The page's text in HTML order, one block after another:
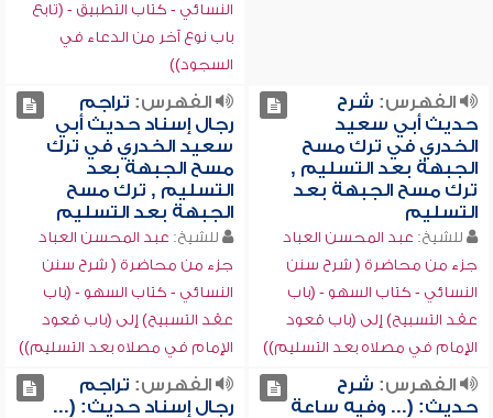
النسائي - كتاب التطبيق - (تابع
باب نوع آخر من الدعاء في
السجود))
الفهرس: شرح
حديث أبي سعيد
الخدري في ترك مسح
الجبهة بعد التسليم ,
ترك مسح الجبهة بعد
التسليم
للشيخ: عبد المحسن العباد
جزء من محاضرة ( شرح سنن
النسائي - كتاب السهو - (باب
عقد التسبيح) إلى (باب قعود
الإمام في مصلاه بعد التسليم))
الفهرس: تراجم
رجال إسناد حديث أبي
سعيد الخدري في ترك
مسح الجبهة بعد
التسليم , ترك مسح
الجبهة بعد التسليم
للشيخ: عبد المحسن العباد
جزء من محاضرة ( شرح سنن
النسائي - كتاب السهو - (باب
عقد التسبيح) إلى (باب قعود
الإمام في مصلاه بعد التسليم))
الفهرس: شرح
حديث: (... وفيه ساعة
الفهرس: تراجم
رجال إسناد حديث: (...